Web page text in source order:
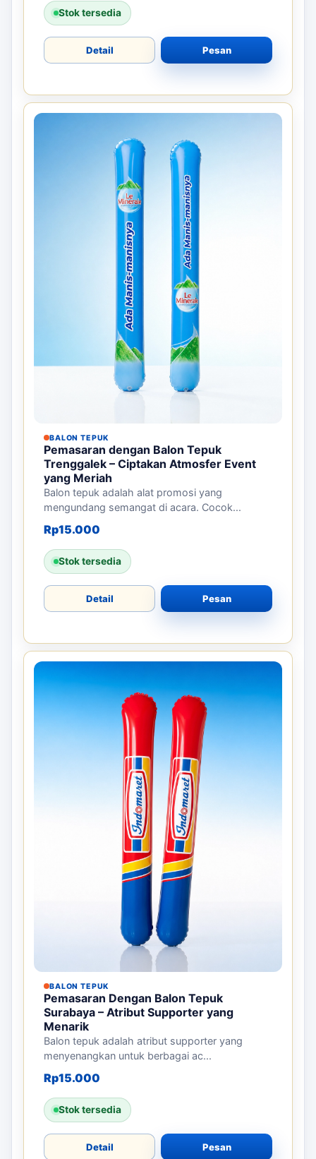
Stok tersedia
Detail Pesan
BALON TEPUK
Pemasaran dengan Balon Tepuk
Trenggalek – Ciptakan Atmosfer Event
yang Meriah
Balon tepuk adalah alat promosi yang
mengundang semangat di acara. Cocok...
Rp15.000
Stok tersedia
Detail Pesan
BALON TEPUK
Pemasaran Dengan Balon Tepuk
Surabaya – Atribut Supporter yang
Menarik
Balon tepuk adalah atribut supporter yang
menyenangkan untuk berbagai ac...
Rp15.000
Stok tersedia
Detail Pesan